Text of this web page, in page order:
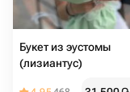
Букет из эустомы
(лизиантус)